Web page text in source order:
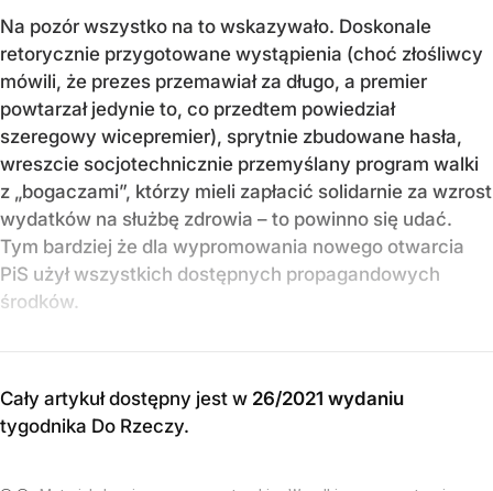
Na pozór wszystko na to wskazywało. Doskonale
retorycznie przygotowane wystąpienia (choć złośliwcy
mówili, że prezes przemawiał za długo, a premier
powtarzał jedynie to, co przedtem powiedział
szeregowy wicepremier), sprytnie zbudowane hasła,
wreszcie socjotechnicznie przemyślany program walki
z „bogaczami”, którzy mieli zapłacić solidarnie za wzrost
wydatków na służbę zdrowia – to powinno się udać.
Tym bardziej że dla wypromowania nowego otwarcia
PiS użył wszystkich dostępnych propagandowych
środków.
Cały artykuł dostępny jest w 26/2021 wydaniu
tygodnika Do Rzeczy.